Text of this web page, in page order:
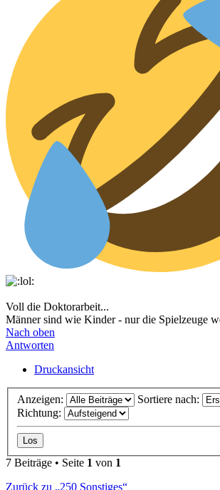
Voll die Doktorarbeit...
Männer sind wie Kinder - nur die Spielzeuge
Nach oben
Antworten
Druckansicht
Anzeigen:
Sortiere nach:
Richtung:
7 Beiträge • Seite 1 von 1
Zurück zu „250 Sonstiges“